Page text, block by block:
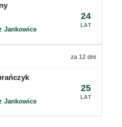
Jankowice
24
LAT
za 12 dni
Jankowice
25
LAT